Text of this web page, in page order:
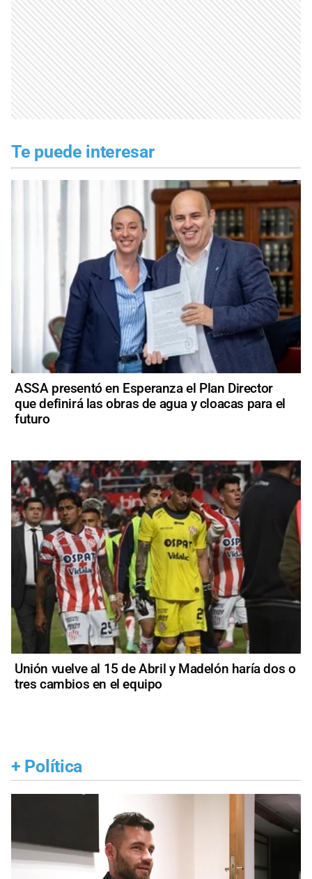
Te puede interesar
ASSA presentó en Esperanza el Plan Director
que definirá las obras de agua y cloacas para el
futuro
Unión vuelve al 15 de Abril y Madelón haría dos o
tres cambios en el equipo
+ Política